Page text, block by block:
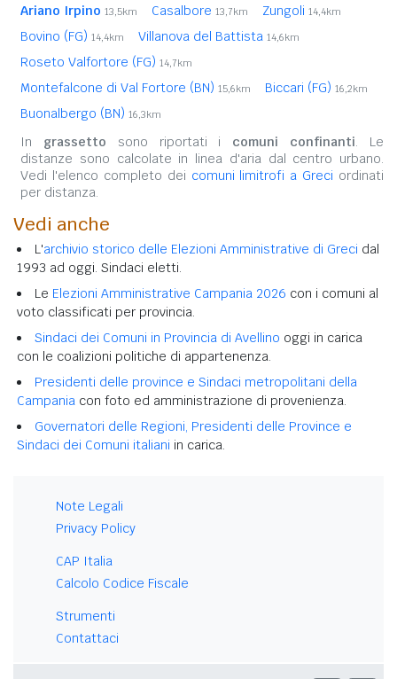
Ariano Irpino 13,5km Casalbore 13,7km Zungoli 14,4km
Bovino (FG) 14,4km Villanova del Battista 14,6km
Roseto Valfortore (FG) 14,7km
Montefalcone di Val Fortore (BN) 15,6km Biccari (FG) 16,2km
Buonalbergo (BN) 16,3km
In grassetto sono riportati i comuni confinanti. Le
distanze sono calcolate in linea d'aria dal centro urbano.
Vedi l'elenco completo dei comuni limitrofi a Greci ordinati
per distanza.
Vedi anche
L'archivio storico delle Elezioni Amministrative di Greci dal
1993 ad oggi. Sindaci eletti.
Le Elezioni Amministrative Campania 2026 con i comuni al
voto classificati per provincia.
Sindaci dei Comuni in Provincia di Avellino oggi in carica
con le coalizioni politiche di appartenenza.
Presidenti delle province e Sindaci metropolitani della
Campania con foto ed amministrazione di provenienza.
Governatori delle Regioni, Presidenti delle Province e
Sindaci dei Comuni italiani in carica.
Note Legali
Privacy Policy
CAP Italia
Calcolo Codice Fiscale
Strumenti
Contattaci